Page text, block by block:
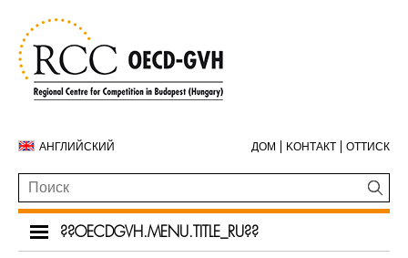
АНГЛИЙСКИЙ ДОМ KОНТАКТ ОТТИСК
??OECDGVH.MENU.TITLE_RU??